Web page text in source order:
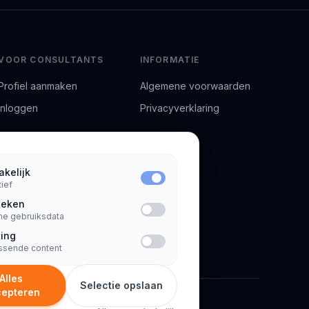
CONSULTANTS
aanmaken
INFORMATIE
Algemene voorwaarden
Privacyverklaring
gebruiksdata
content
Alles
Selectie opslaan